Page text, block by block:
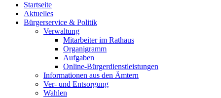
Startseite
Aktuelles
Bürgerservice & Politik
Verwaltung
Mitarbeiter im Rathaus
Organigramm
Aufgaben
Online-Bürgerdienstleistungen
Informationen aus den Ämtern
Ver- und Entsorgung
Wahlen